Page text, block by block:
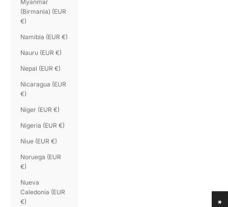
Myanmar
(Birmania) (EUR
€)
Namibia (EUR €)
Nauru (EUR €)
Nepal (EUR €)
Nicaragua (EUR
€)
Níger (EUR €)
Nigeria (EUR €)
Niue (EUR €)
Noruega (EUR
€)
Nueva
Caledonia (EUR
€)